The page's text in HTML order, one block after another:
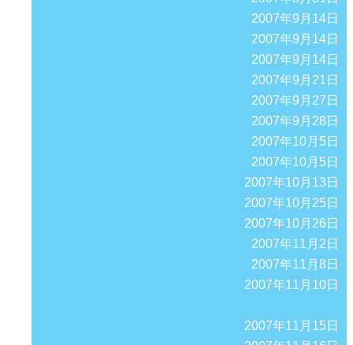
2007年9月14日
2007年9月14日
2007年9月14日
2007年9月21日
2007年9月27日
2007年9月28日
2007年10月5日
2007年10月5日
2007年10月13日
2007年10月25日
2007年10月26日
2007年11月2日
2007年11月8日
2007年11月10日
2007年11月15日